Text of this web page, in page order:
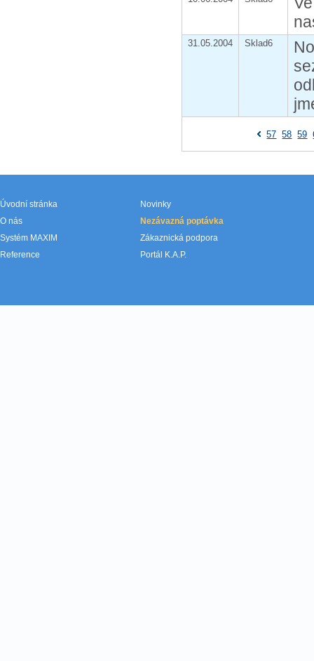
31.05.2004 Sklad6
57 58 59
Úvodní stránka
O nás
Systém MAXIM
Reference
Novinky
Nezávazná poptávka
Zákaznická podpora
Portál K.A.P.